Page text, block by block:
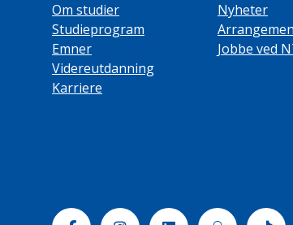
Om studier
Studieprogram
Emner
Videreutdanning
Karriere
Nyheter
Jobbe ved